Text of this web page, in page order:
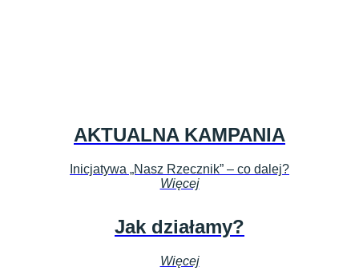
AKTUALNA KAMPANIA
Inicjatywa „Nasz Rzecznik” – co dalej?
Więcej
Jak działamy?
Więcej